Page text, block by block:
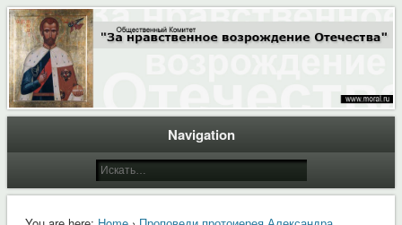
Moral.Ru
Общественный Комитет "За нравственное возрождение Отечества"
Navigation